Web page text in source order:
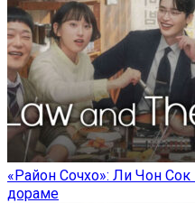
«Район Сочхо»: Ли Чон
дораме